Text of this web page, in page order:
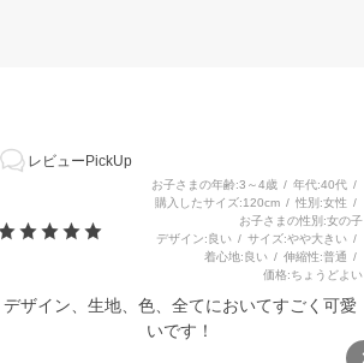
レビューPickUp
お子さまの年齢 3～4歳 年代 40代
購入したサイズ 120cm 性別 女性
お子さまの性別 女の子
デザイン 良い サイズ やや大きい
着心地 良い 伸縮性 普通
価格 ちょうどよい
デザイン、生地、色、全てにおいてすごく可愛
いです！